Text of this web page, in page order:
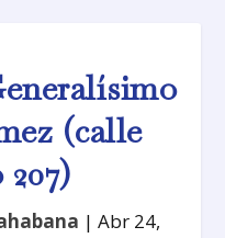
(calle
| Abr 24,